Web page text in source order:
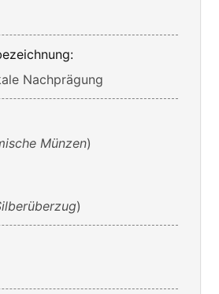
Nachprägung
Münzen)
)